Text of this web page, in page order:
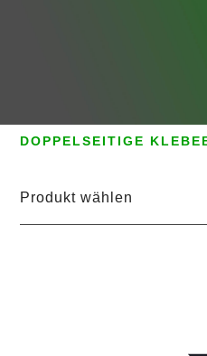
DOPPELSEITIGE
Produkt wählen